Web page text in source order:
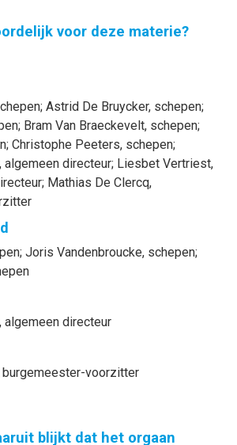
voor deze materie?
; Astrid De Bruycker, schepen;
; Bram Van Braeckevelt, schepen;
; Christophe Peeters, schepen;
, algemeen directeur; Liesbet Vertriest,
; Mathias De Clercq,
; Joris Vandenbroucke, schepen;
, algemeen directeur
burgemeester-voorzitter
blijkt dat het orgaan